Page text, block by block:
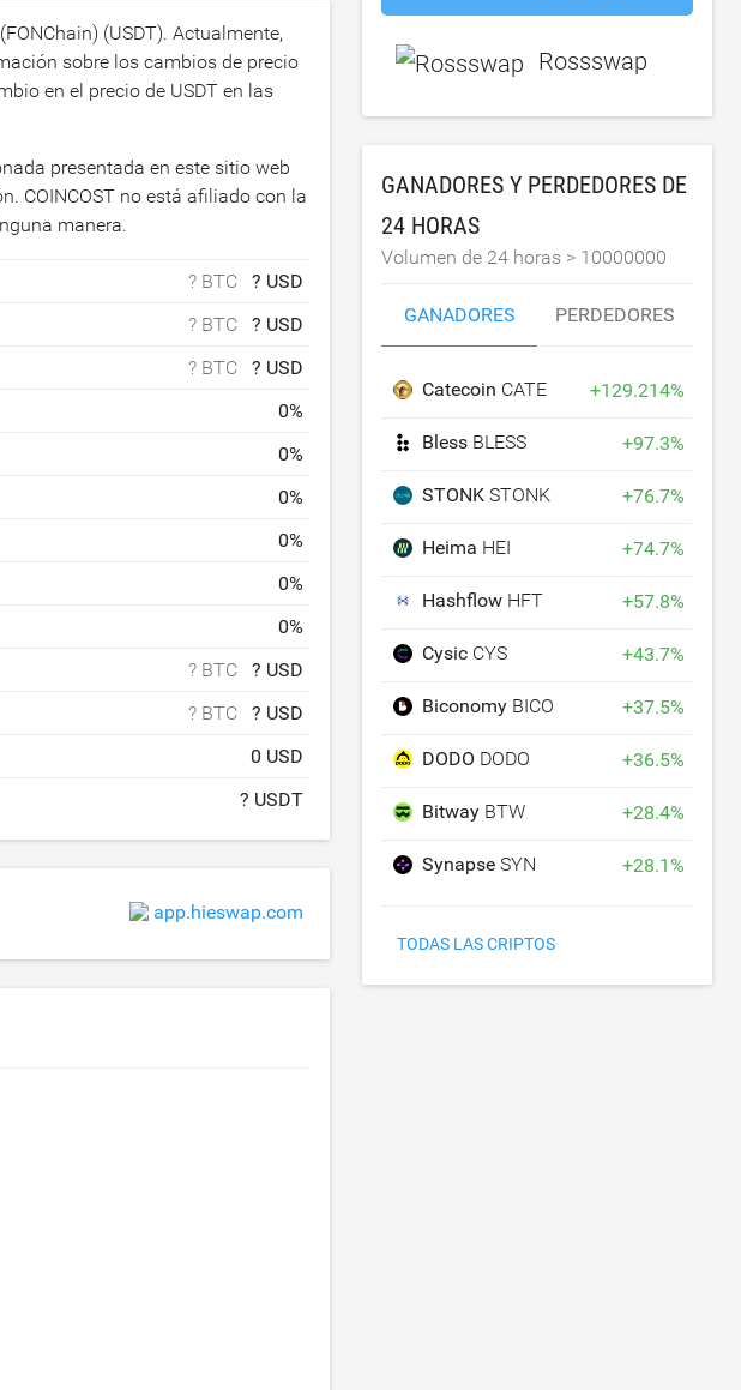
(USDT). Actualmente,
sobre los cambios de precio
en el precio de USDT en las
presentada en este sitio web
COINCOST no está afiliado con la
manera.
? BTC
? USD
? BTC
? USD
? BTC
? USD
0%
0%
0%
0%
0%
0%
? BTC
? USD
? BTC
? USD
0 USD
? USDT
app.hieswap.com
Rossswap
GANADORES Y PERDEDORES DE
24 HORAS
Volumen de 24 horas > 10000000
GANADORES PERDEDORES
Catecoin CATE +129.214%
Bless BLESS +97.3%
STONKSTONK +76.7%
Heima HEI +74.7%
Hashflow HFT +57.8%
Cysic CYS +43.7%
Biconomy BICO +37.5%
DODO DODO +36.5%
Bitway BTW +28.4%
SynapseSYN +28.1%
TODAS LAS CRIPTOS